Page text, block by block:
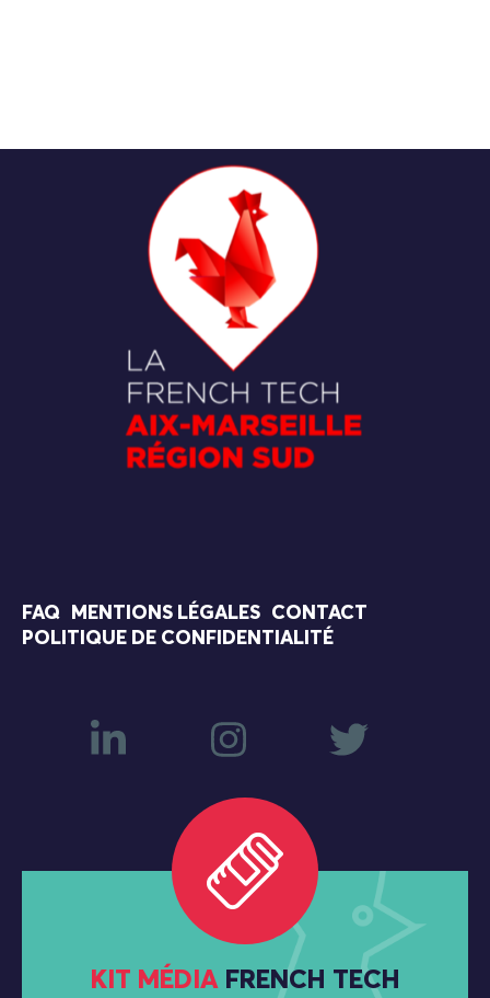
FAQ MENTIONS LÉGALES
CONTACT
POLITIQUE DE CONFIDENTIALITÉ
KIT MÉDIA FRENCH TECH